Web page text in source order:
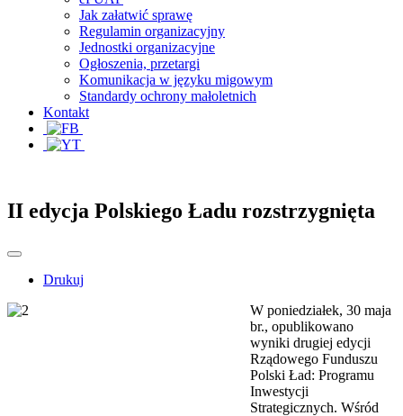
Jak załatwić sprawę
Regulamin organizacyjny
Jednostki organizacyjne
Ogłoszenia, przetargi
Komunikacja w języku migowym
Standardy ochrony małoletnich
Kontakt
II edycja Polskiego Ładu rozstrzygnięta
Drukuj
W poniedziałek, 30 maja
br., opublikowano
wyniki drugiej edycji
Rządowego Funduszu
Polski Ład: Programu
Inwestycji
Strategicznych. Wśród